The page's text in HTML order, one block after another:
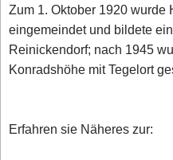
Zum 1. Oktober 1920
eingemeindet und bildete
Reinickendorf; nach 1945
Konradshöhe mit Tegelort
Erfahren sie Näheres zur: